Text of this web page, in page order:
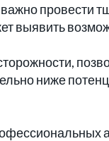
выявить
ниже